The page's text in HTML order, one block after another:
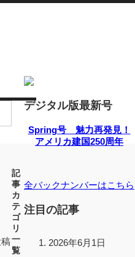
デジタル版最新号
Spring号 魅力再発見！
アメリカ建国250周年
全バックナンバーはこちら
注目の記事
2026年6月1日
記
事
カ
テ
ゴ
リ
一
覧